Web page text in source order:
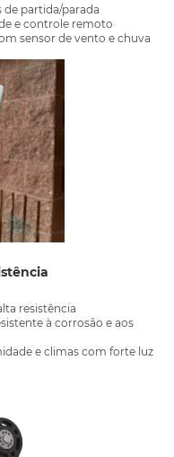
de partida/parada
e controle remoto
sensor de vento e chuva
resistência
à corrosão e aos
e climas com forte luz